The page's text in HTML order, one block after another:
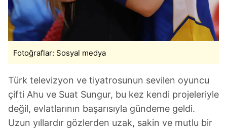
Fotoğraflar: Sosyal medya
Türk televizyon ve tiyatrosunun sevilen oyuncu
çifti Ahu ve Suat Sungur, bu kez kendi projeleriyle
değil, evlatlarının başarısıyla gündeme geldi.
Uzun yıllardır gözlerden uzak, sakin ve mutlu bir